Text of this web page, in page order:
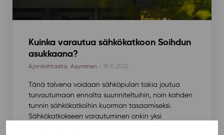
Kuinka varautua sähkökatkoon Soihdun
asukkaana?
Ajankohtaista, Asuminen / 18.11.2022
Tänä talvena voidaan sähköpulan takia joutua
turvautumaan ennalta suunniteltuihin, noin kahden
tunnin sähkökatkoihin kuorman tasaamiseksi.
Sähkökatkokseen varautuminen onkin yksi